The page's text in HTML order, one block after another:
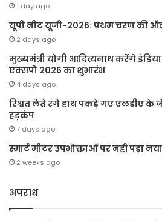
1 day ago
यूपी नीट यूजी-2026: प्रथम चरण की
2 days ago
मुख्यमंत्री योगी आदित्यनाथ करेंगे
एक्सपो 2026 का शुभारंभ
4 days ago
रिश्वत लेते रंगे हाथ पकड़े गए एलडीए के
हड़कंप
7 days ago
स्मार्ट मीटर उपभोक्ताओं पर नहीं पड़ा
2 weeks ago
अपराध